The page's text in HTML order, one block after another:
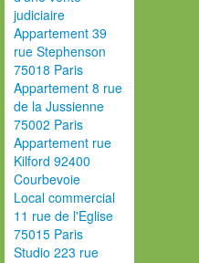
judiciaire
Appartement 39
rue Stephenson
75018 Paris
Appartement 8 rue
de la Jussienne
75002 Paris
Appartement rue
Kilford 92400
Courbevoie
Local commercial
11 rue de l'Eglise
75015 Paris
Studio 223 rue